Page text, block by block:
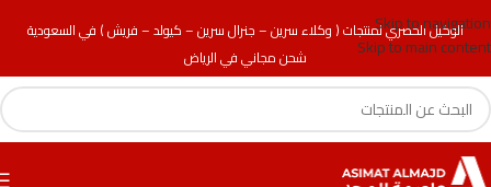
الوكيل الحصري لمنتجات ( وكلاء سرين – جنرال سرين – كيولد – فريش ) في السعودية
شحن مجاني في الرياض
Skip to navigation
Skip to main content